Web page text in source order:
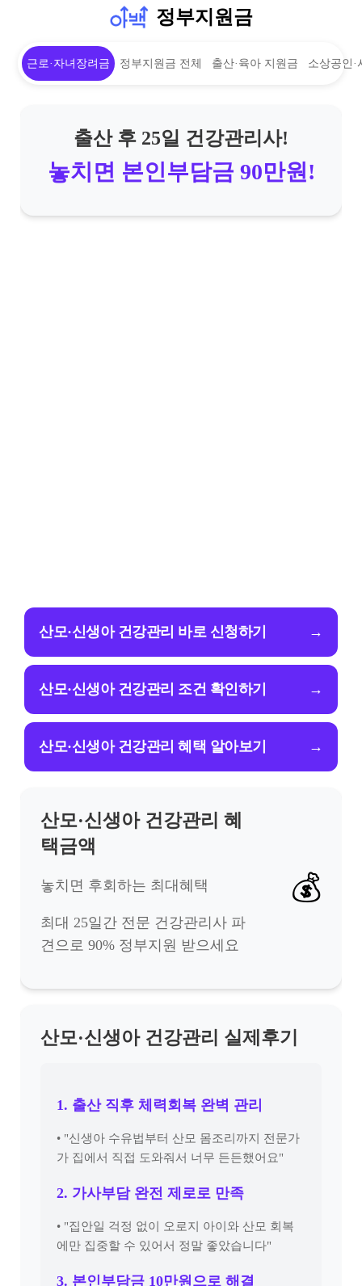
정부지원금
근로·자녀장려금 정부지원금 전체 출산·육아 지원금 소상공인·
출산 후 25일 건강관리사!
놓치면 본인부담금 90만원!
산모·신생아 건강관리 바로 신청하기 →
산모·신생아 건강관리 조건 확인하기 →
산모·신생아 건강관리 혜택 알아보기 →
산모·신생아 건강관리 혜
택금액
놓치면 후회하는 최대혜택
최대 25일간 전문 건강관리사 파
견으로 90% 정부지원 받으세요
💰
산모·신생아 건강관리 실제후기
1. 출산 직후 체력회복 완벽 관리
• "신생아 수유법부터 산모 몸조리까지 전문가
가 집에서 직접 도와줘서 너무 든든했어요"
2. 가사부담 완전 제로로 만족
• "집안일 걱정 없이 오로지 아이와 산모 회복
에만 집중할 수 있어서 정말 좋았습니다"
3. 본인부담금 10만원으로 해결